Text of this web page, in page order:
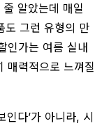
알았는데 매일
도 그런 유형의 만
인가는 여름 실내
매력적으로 느껴질
인다’가 아니라, 시